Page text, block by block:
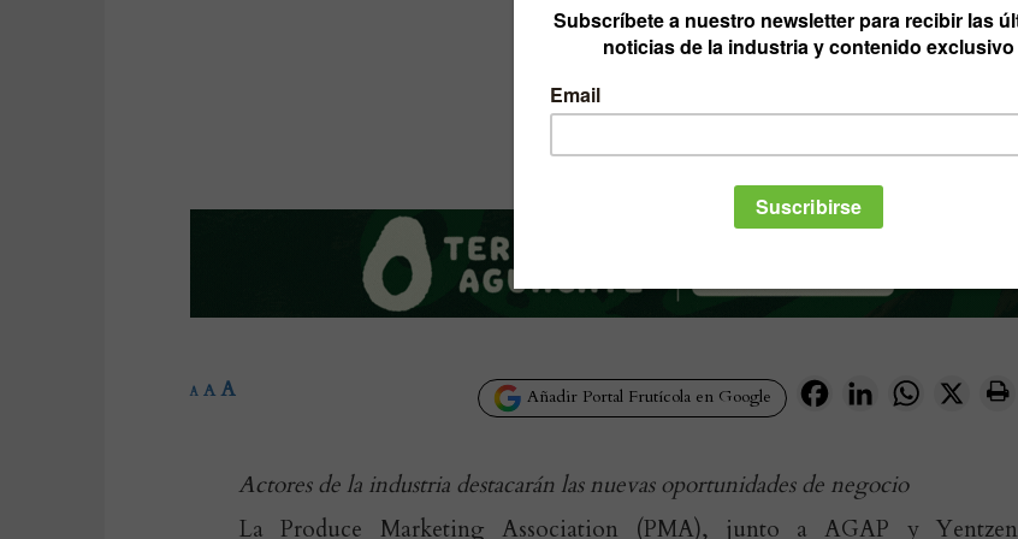
Añadir Portal Frutícola en Google FacebookLinkedInWhatsApp
X
A A A
Actores de la industria destacarán las nuevas oportunidades de negocio
La Produce Marketing Association (PMA), junto a AGAP y Yentzen